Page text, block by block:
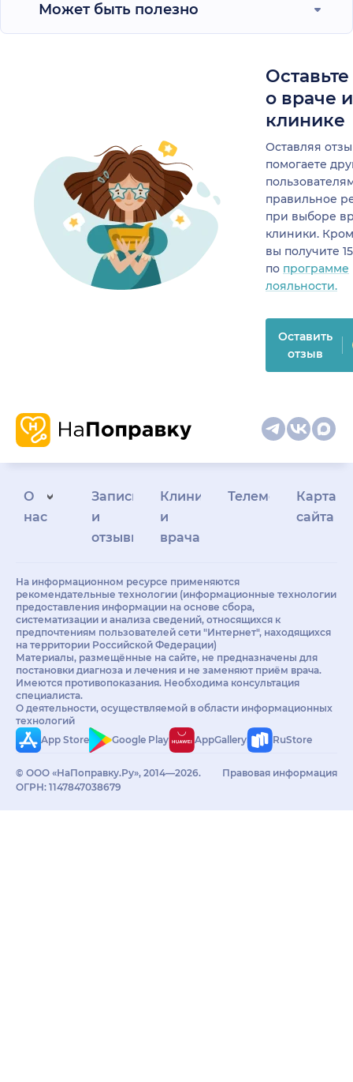
Может быть полезно
о враче
клинике
Оставляя
помогаете
правильное
при выборе
клиники.
вы получите
по программе
лояльности.
Оставить
отзыв
О
нас
Запись
и
отзывы
Клиникам
и
врачам
Телемедицина
Карта
сайта
На информационном ресурсе применяются
рекомендательные технологии (информационные технологии
предоставления информации на основе сбора,
систематизации и анализа сведений, относящихся к
предпочтениям пользователей сети "Интернет", находящихся
на территории Российской Федерации)
Материалы, размещённые на сайте, не предназначены для
постановки диагноза и лечения и не заменяют приём врача.
Имеются противопоказания. Необходима консультация
специалиста.
О деятельности, осуществляемой в области информационных
технологий
App Store
Google Play AppGallery RuStore
© ООО «НаПоправку.Ру», 2014—2026.
ОГРН: 1147847038679
Правовая информация